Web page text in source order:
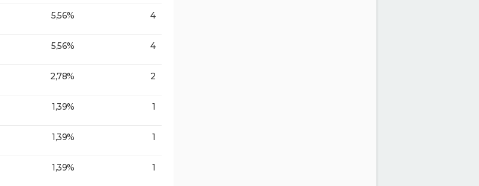
5,56% 4
5,56% 4
2,78% 2
1,39% 1
1,39% 1
1,39% 1